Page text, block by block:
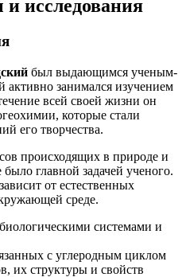
исследования
был выдающимся ученым-
активно занимался изучением
всей своей жизни он
которые стали
его творчества.
происходящих в природе и
главной задачей ученого.
от естественных
среде.
системами и
с углеродным циклом
их структуры и свойств